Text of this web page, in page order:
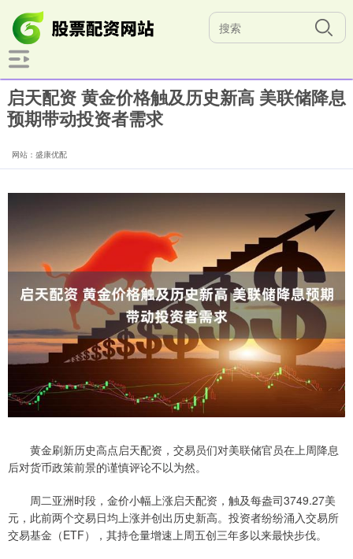
启天配资 黄金价格触及历史新高 美联储降息
预期带动投资者需求
网站：盛康优配
黄金刷新历史高点启天配资，交易员们对美联储官员在上周降息
后对货币政策前景的谨慎评论不以为然。
周二亚洲时段，金价小幅上涨启天配资，触及每盎司3749.27美
元，此前两个交易日均上涨并创出历史新高。投资者纷纷涌入交易所
交易基金（ETF），其持仓量增速上周五创三年多以来最快步伐。